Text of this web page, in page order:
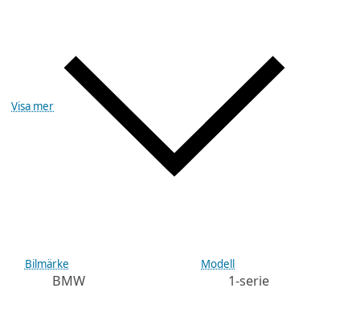
Visa mer
Bilmärke
BMW
Modell
1-serie